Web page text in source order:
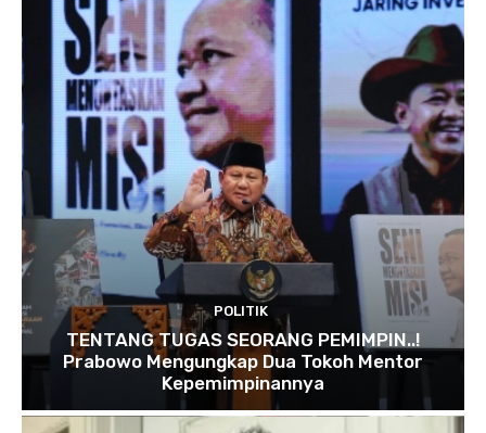
POLITIK
TENTANG TUGAS SEORANG PEMIMPIN..!
Prabowo Mengungkap Dua Tokoh Mentor
Kepemimpinannya